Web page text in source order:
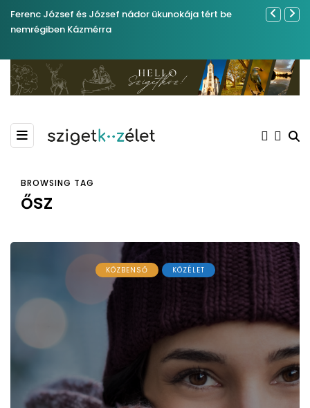
Ferenc József és József nádor ükunokája tért be
nemrégiben Kázmérra
Év
BROWSING TAG
ősz
KÖZBENSŐ KÖZÉLET